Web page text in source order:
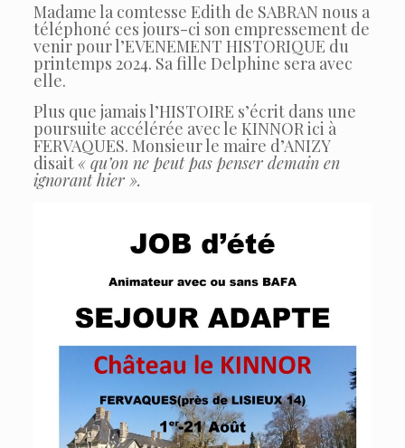
Madame la comtesse Edith de SABRAN nous a
téléphoné ces jours-ci son empressement de
venir pour l’EVENEMENT HISTORIQUE du
printemps 2024. Sa fille Delphine sera avec
elle.
Plus que jamais l’HISTOIRE s’écrit dans une
poursuite accélérée avec le KINNOR ici à
FERVAQUES. Monsieur le maire d’ANIZY
disait« qu’on ne peut pas penser demain en
ignorant hier ».